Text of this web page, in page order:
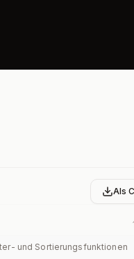
Als
und Sortierungsfunktionen